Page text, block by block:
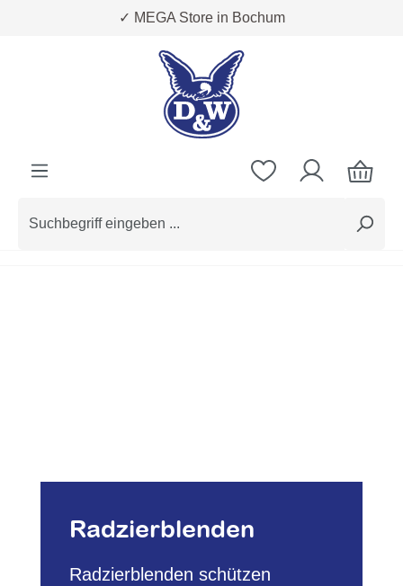
Zum Hauptinhalt springen✓ MEGA Store in Bochum
Radzierblenden
Radzierblenden schützen